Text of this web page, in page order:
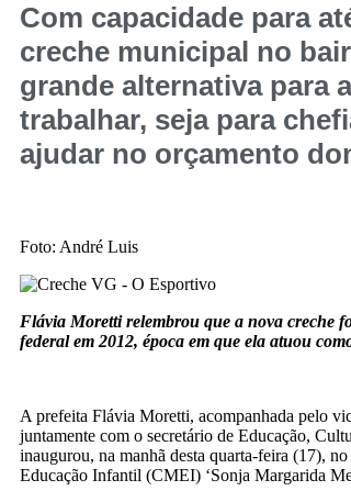
Com capacidade para
creche municipal no
grande alternativa para
trabalhar, seja para
ajudar no orçamento
Foto: André Luis
Flávia Moretti relembrou que a nova creche
federal em 2012, época em que ela atuou
A prefeita Flávia Moretti, acompanhada pelo
juntamente com o secretário de Educação,
inaugurou, na manhã desta quarta-feira (17),
Educação Infantil (CMEI) ‘Sonja Margarida